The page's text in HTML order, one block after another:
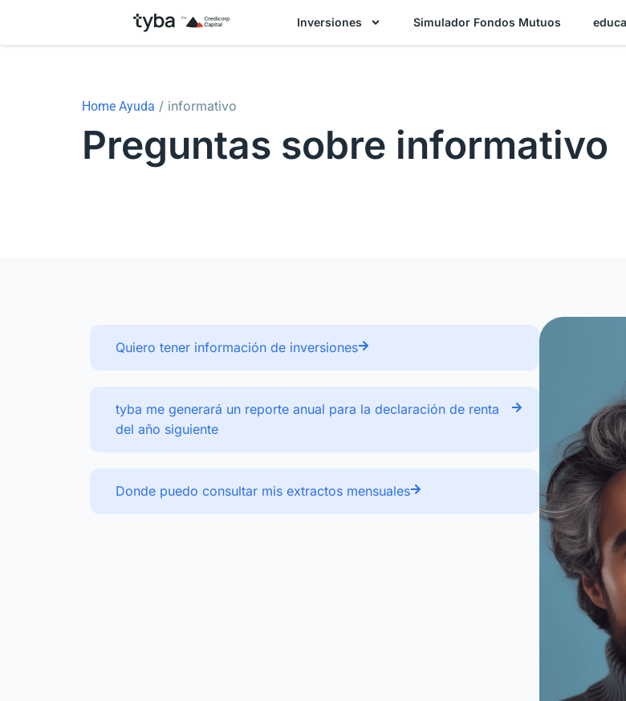
Inversiones Simulador Fondos Mutuos
Home Ayuda / informativo
Preguntas sobre informativo
Quiero tener información de inversiones
tyba me generará un reporte anual para la declaración de renta
del año siguiente
Donde puedo consultar mis extractos mensuales